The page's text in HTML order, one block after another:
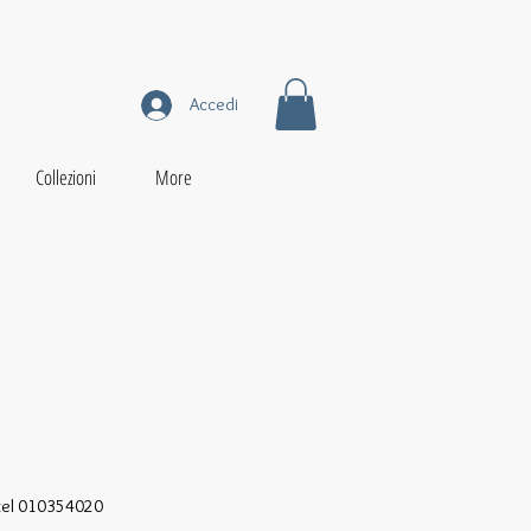
Accedi
Collezioni More
010354020